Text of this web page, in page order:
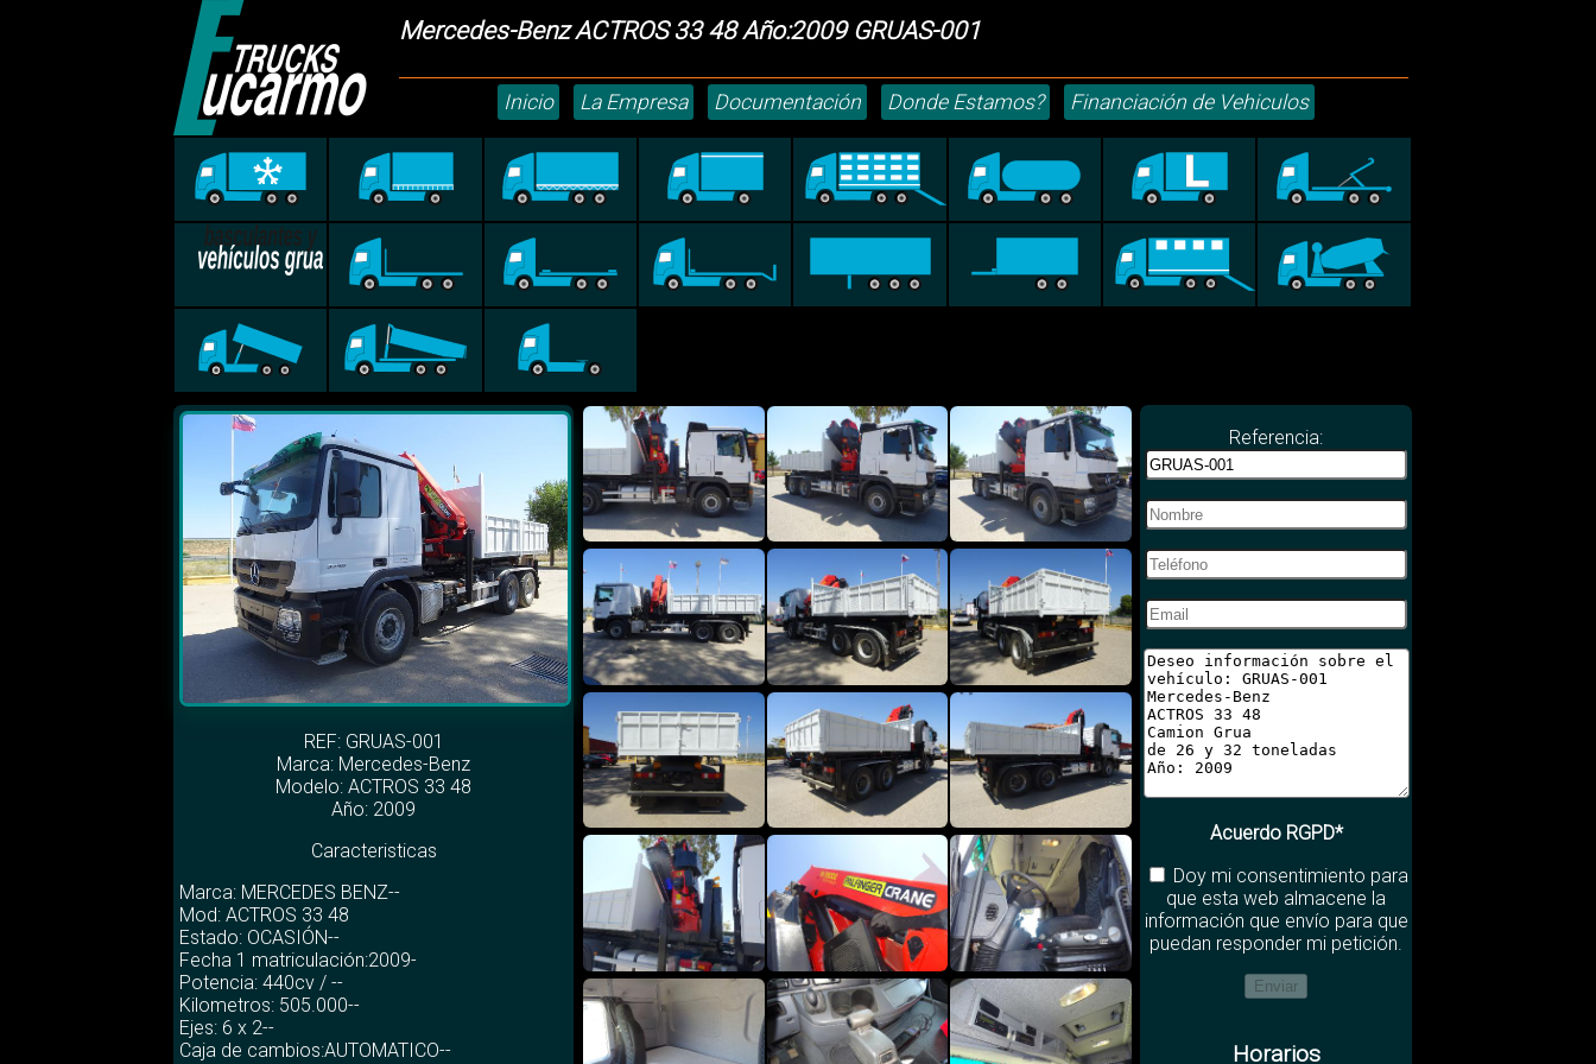
Mercedes-Benz ACTROS 33 48 Año:2009 GRUAS-001
Inicio La Empresa Documentación Donde Estamos? Financiación de Vehiculos
REF: GRUAS-001
Marca: Mercedes-Benz
Modelo:ACTROS 33 48
Año: 2009
Caracteristicas
Marca: MERCEDES BENZ--
Mod: ACTROS 33 48
Estado: OCASIÓN--
Fecha 1 matriculación:2009-
Potencia: 440cv / --
Kilometros: 505.000--
Ejes: 6 x 2--
Caja de cambios:AUTOMATICO--
Referencia:
Acuerdo RGPD*
Doy mi consentimiento para
que esta web almacene la
información que envío para que
puedan responder mi petición.
Horarios